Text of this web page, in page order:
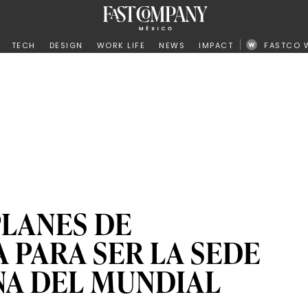
TECH DESIGN WORK LIFE NEWS IMPACT FASTCO
DE
SER LA SEDE
DEL MUNDIAL